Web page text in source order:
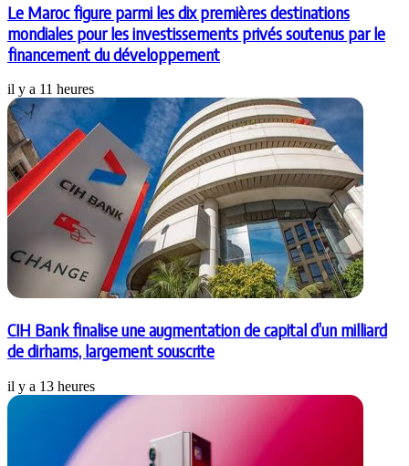
Le Maroc figure parmi les dix premières destinations
mondiales pour les investissements privés soutenus par le
financement du développement
il y a 11 heures
CIH Bank finalise une augmentation de capital d’un milliard
de dirhams, largement souscrite
il y a 13 heures